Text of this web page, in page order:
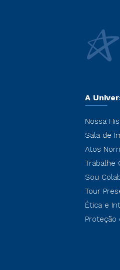
A
Nossa
Sala de
Atos
Trabalhe
Sou
Tour
Ética e
Proteção